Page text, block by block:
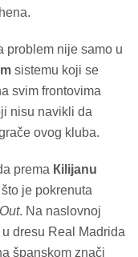
problem nije samo u
sistemu koji se
svim frontovima
nisu navikli da
ovog kluba.
prema Кilijanu
je pokrenuta
. Na naslovnoj
dresu Real Madrida
španskom znači